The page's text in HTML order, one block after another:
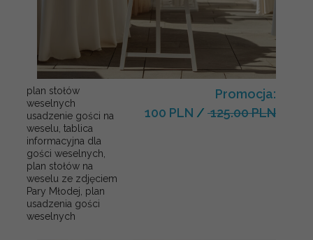
plan stołów
weselnych
usadzenie gości na
weselu, tablica
informacyjna dla
gości weselnych,
plan stołów na
weselu ze zdjęciem
Pary Młodej, plan
usadzenia gości
weselnych
Promocja:
100 PLN / 125.00 PLN